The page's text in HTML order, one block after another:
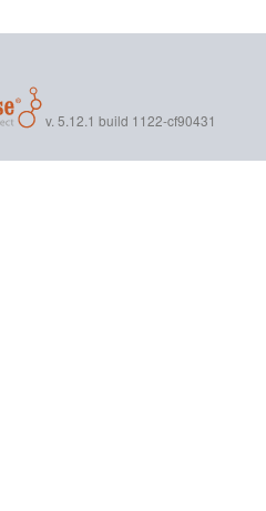
v. 5.12.1 build 1122-cf90431